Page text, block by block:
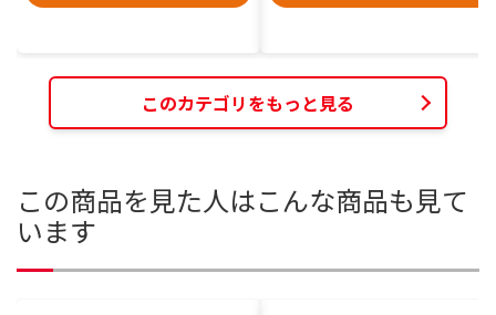
このカテゴリをもっと見る
この商品を見た人はこんな商品も見て
います